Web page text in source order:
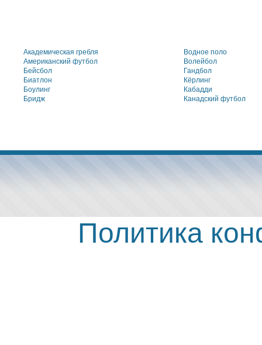
Академическая гребля
Американский футбол
Бейсбол
Биатлон
Боулинг
Бридж
Водное поло
Волейбол
Гандбол
Кёрлинг
Кабадди
Канадский футбол
Политика